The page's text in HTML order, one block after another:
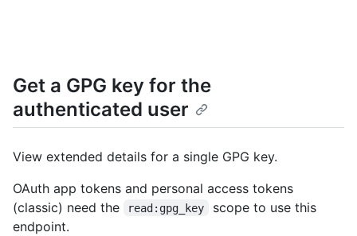
Get a GPG key for the
authenticated user
View extended details for a single GPG key.
OAuth app tokens and personal access tokens
(classic) need the
read:gpg_key
scope to use this
endpoint.